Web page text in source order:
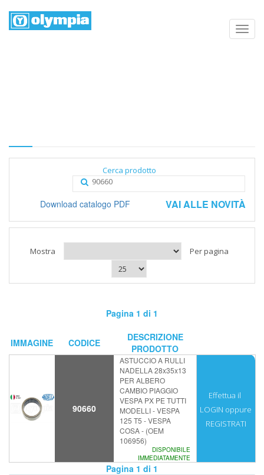
Cerca prodotto
VAI ALLE NOVITÀ
Download catalogo PDF
Mostra Per pagina
Pagina 1 di 1
IMMAGINE CODICE
DESCRIZIONE
PRODOTTO
90660
ASTUCCIO A RULLI
NADELLA 28x35x13
PER ALBERO
CAMBIO PIAGGIO
VESPA PX PE TUTTI
MODELLI - VESPA
125 T5 - VESPA
COSA - (OEM
106956)
DISPONIBILE
IMMEDIATAMENTE
Effettua il
LOGIN oppure
REGISTRATI
Pagina 1 di 1